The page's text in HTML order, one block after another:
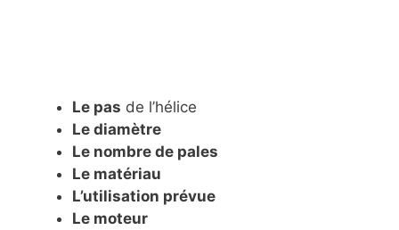
Le pas de l’hélice
Le diamètre
Le nombre de pales
Le matériau
L’utilisation prévue
Le moteur